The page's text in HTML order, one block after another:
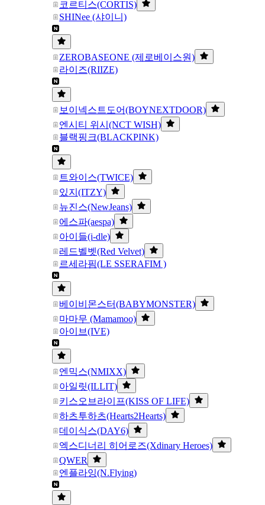
코르티스(CORTIS)
SHINee (샤이니)
ZEROBASEONE (제로베이스원)
라이즈(RIIZE)
보이넥스트도어(BOYNEXTDOOR)
엔시티 위시(NCT WISH)
블랙핑크(BLACKPINK)
트와이스(TWICE)
있지(ITZY)
뉴진스(NewJeans)
에스파(aespa)
아이들(i-dle)
레드벨벳(Red Velvet)
르세라핌(LE SSERAFIM )
베이비몬스터(BABYMONSTER)
마마무 (Mamamoo)
아이브(IVE)
엔믹스(NMIXX)
아일릿(ILLIT)
키스오브라이프(KISS OF LIFE)
하츠투하츠(Hearts2Hearts)
데이식스(DAY6)
엑스디너리 히어로즈(Xdinary Heroes)
QWER
엔플라잉(N.Flying)